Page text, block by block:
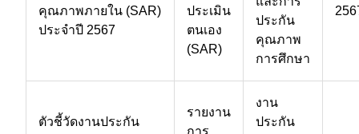
คุณภาพภายใน (SAR)
ประจำปี 2567
ประเมิน
ตนเอง
(SAR)
ประกัน
คุณภาพ
การศึกษา
ตัวชี้วัดงานประกัน
รายงาน
การ
งาน
ประกัน